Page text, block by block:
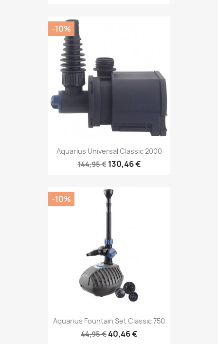
Aquarius Universal Classic 2000
144,95 € 130,46 €
-10%
Aquarius Fountain Set Classic 750
44,95 €40,46 €
-10%